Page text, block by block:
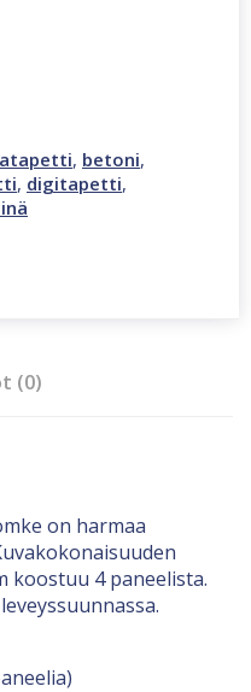
, betoni,
, digitapetti,
(0)
on harmaa
koostuu 4 paneelista.